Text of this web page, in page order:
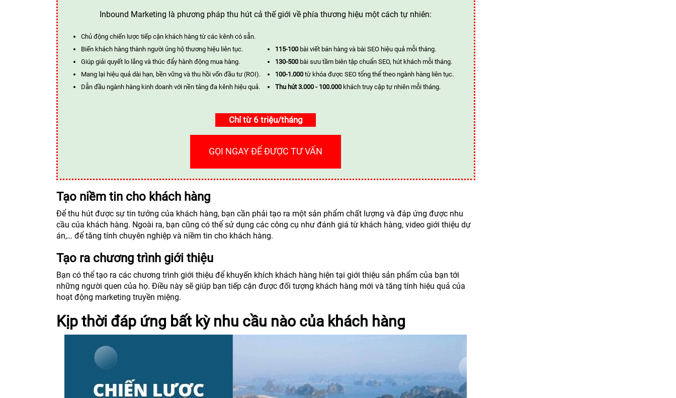
Inbound Marketing là phương pháp thu hút cả thế giới về phía thương hiệu một cách tự nhiên:
Chủ động chiến lược tiếp cận khách hàng từ các kênh có sẵn.
Biến khách hàng thành người ủng hộ thương hiệu liên tục.
Giúp giải quyết lo lắng và thúc đẩy hành động mua hàng.
Mang lại hiệu quả dài hạn, bền vững và thu hồi vốn đầu tư (ROI).
Dẫn đầu ngành hàng kinh doanh với nền tảng đa kênh hiệu quả.
115-100 bài viết bán hàng và bài SEO hiệu quả mỗi tháng.
130-500 bài sưu tầm biên tập chuẩn SEO, hút khách mỗi tháng.
100-1.000 từ khóa được SEO tổng thể theo ngành hàng liên tục.
Thu hút 3.000 - 100.000 khách truy cập tự nhiên mỗi tháng.
Chỉ từ 6 triệu/tháng
GỌI NGAY ĐỂ ĐƯỢC TƯ VẤN
Tạo niềm tin cho khách hàng
Để thu hút được sự tin tưởng của khách hàng, bạn cần phải tạo ra một sản phẩm chất lượng và đáp ứng được nhu
cầu của khách hàng. Ngoài ra, bạn cũng có thể sử dụng các công cụ như đánh giá từ khách hàng, video giới thiệu dự
án,… để tăng tính chuyên nghiệp và niềm tin cho khách hàng.
Tạo ra chương trình giới thiệu
Bạn có thể tạo ra các chương trình giới thiệu để khuyến khích khách hàng hiện tại giới thiệu sản phẩm của bạn tới
những người quen của họ. Điều này sẽ giúp bạn tiếp cận được đối tượng khách hàng mới và tăng tính hiệu quả của
hoạt động marketing truyền miệng.
Kịp thời đáp ứng bất kỳ nhu cầu nào của khách hàng